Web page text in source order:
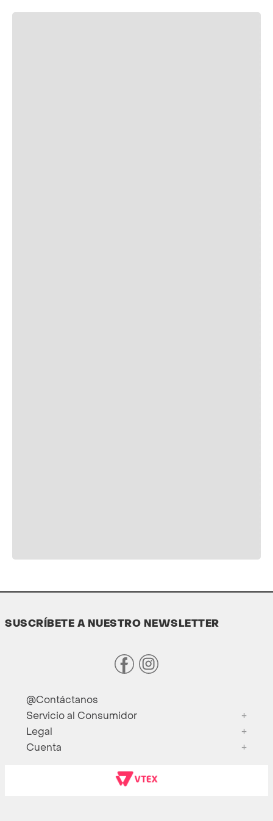
SUSCRÍBETE A NUESTRO NEWSLETTER
@Contáctanos
Servicio al Consumidor
+
Legal
+
Cuenta
+